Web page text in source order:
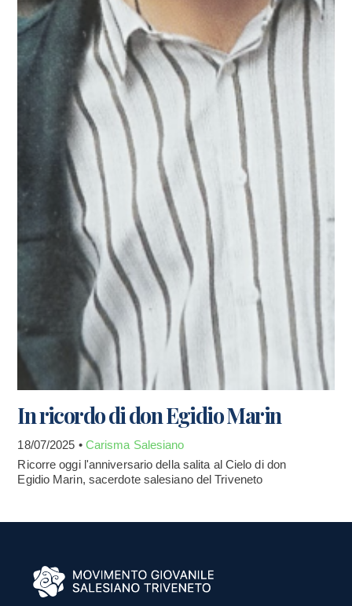
In ricordo di don Egidio Marin
18/07/2025 • Carisma Salesiano
Ricorre oggi l'anniversario della salita al Cielo di don
Egidio Marin, sacerdote salesiano del Triveneto